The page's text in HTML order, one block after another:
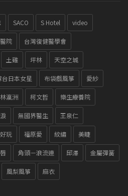
SACO S Hotel video
院 台灣復健醫學會
土雞 坪林 天空之城
台日本女星 布袋戲風箏 愛紗
林瀛洲 柯文哲 樂生療養院
無國界醫生 王泉仁
玩 福原愛 紋繡 美睫
角頭－浪流連 邱澤 金屬彈簧
風梨風箏 麻衣